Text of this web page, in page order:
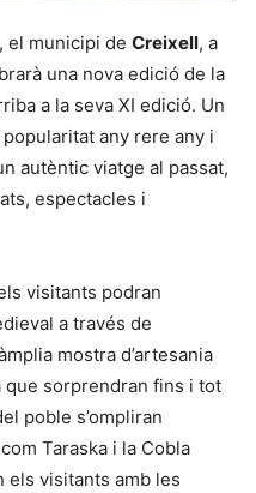
el municipi de Creixell, a
una nova edició de la
a la seva XI edició. Un
any rere any i
autèntic viatge al passat,
espectacles i
visitants podran
a través de
mostra d’artesania
que sorprendran fins i tot
poble s’ompliran
Taraska i la Cobla
els visitants amb les